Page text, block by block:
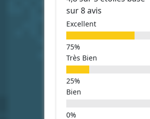
sur 8 avis
Excellent
Très Bien
Bien